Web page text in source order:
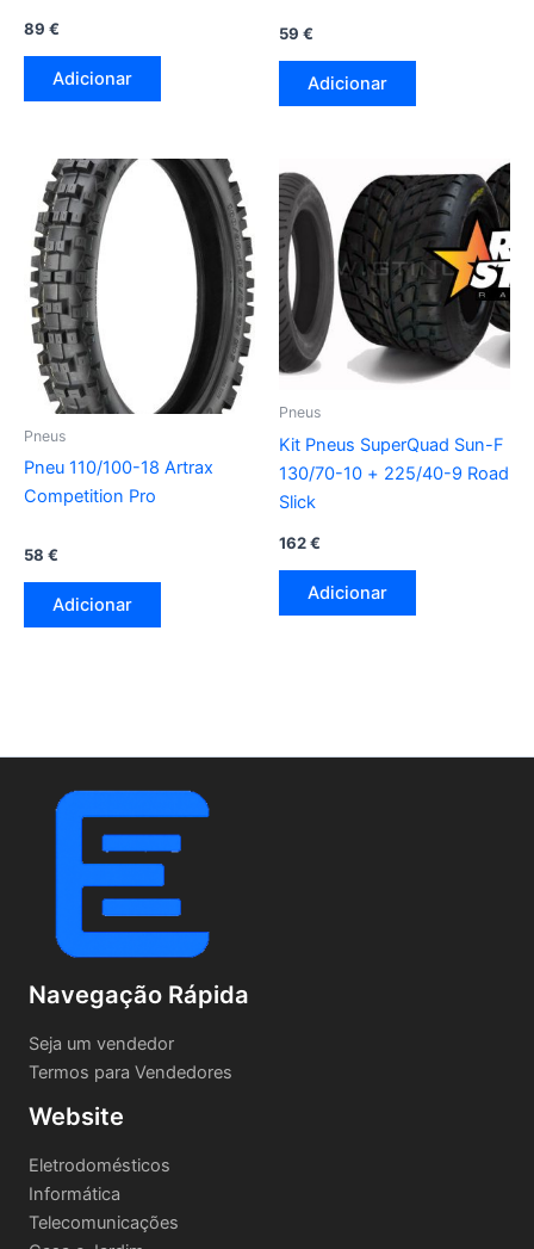
89 €
Adicionar
59 €
Adicionar
Pneus
Pneu 110/100-18 Artrax
Competition Pro
58 €
Adicionar
Pneus
Kit Pneus SuperQuad Sun-F
130/70-10 + 225/40-9 Road
Slick
162€
Adicionar
Navegação Rápida
Seja um vendedor
Termos para Vendedores
Website
Eletrodomésticos
Informática
Telecomunicações